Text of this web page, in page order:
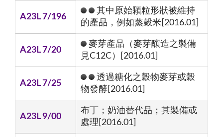
A23L 7/196
其中原始顆粒形狀被維持
的產品，例如蒸穀米[2016.01]
A23L 7/20
麥芽產品（麥芽釀造之製備
見C12C）[2016.01]
A23L 7/25
透過糖化之穀物麥芽或穀
物發酵[2016.01]
A23L 9/00
布丁；奶油替代品；其製備或
處理[2016.01]